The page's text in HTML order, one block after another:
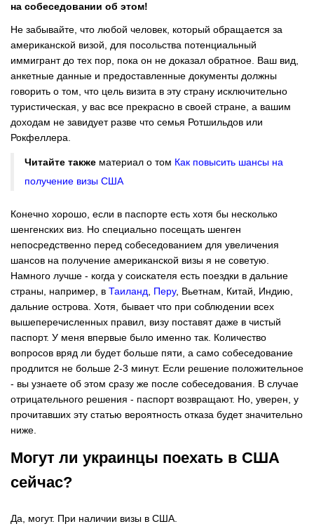
на собеседовании об этом!
Не забывайте, что любой человек, который обращается за
американской визой, для посольства потенциальный
иммигрант до тех пор, пока он не доказал обратное. Ваш вид,
анкетные данные и предоставленные документы должны
говорить о том, что цель визита в эту страну исключительно
туристическая, у вас все прекрасно в своей стране, а вашим
доходам не завидует разве что семья Ротшильдов или
Рокфеллера.
Читайте также материал о том Как повысить шансы на
получение визы США
Конечно хорошо, если в паспорте есть хотя бы несколько
шенгенских виз. Но специально посещать шенген
непосредственно перед собеседованием для увеличения
шансов на получение американской визы я не советую.
Намного лучше - когда у соискателя есть поездки в дальние
страны, например, в Таиланд, Перу, Вьетнам, Китай, Индию,
дальние острова. Хотя, бывает что при соблюдении всех
вышеперечисленных правил, визу поставят даже в чистый
паспорт. У меня впервые было именно так. Количество
вопросов вряд ли будет больше пяти, а само собеседование
продлится не больше 2-3 минут. Если решение положительное
- вы узнаете об этом сразу же после собеседования. В случае
отрицательного решения - паспорт возвращают. Но, уверен, у
прочитавших эту статью вероятность отказа будет значительно
ниже.
Могут ли украинцы поехать в США
сейчас?
Да, могут. При наличии визы в США.